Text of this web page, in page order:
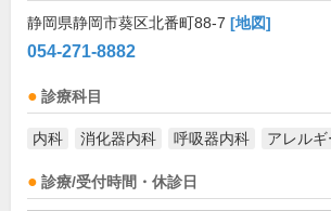
静岡県静岡市葵区北番町88-7 [地図]
054-271-8882
診療科目
内科 消化器内科 呼吸器内科 アレル
診療/受付時間・休診日